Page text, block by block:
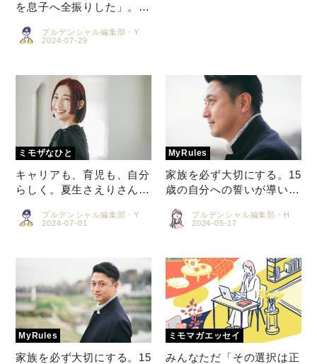
を息子へ全振りした」。
家・幡野広志さんの、幸せ
プルデンシャル編集部・Y
キャリアも、育児も、自分
らしく。夏生さえりさんの
法」の探し方
プルデンシャル編集部・Y
家族を必ず大切にする。15
歳の自分への誓いが導いた
ー 髙垣 卓也 ＜後編＞
プルデンシャル編集部・H
家族を必ず大切にする。15
みんなただ「その選択は正